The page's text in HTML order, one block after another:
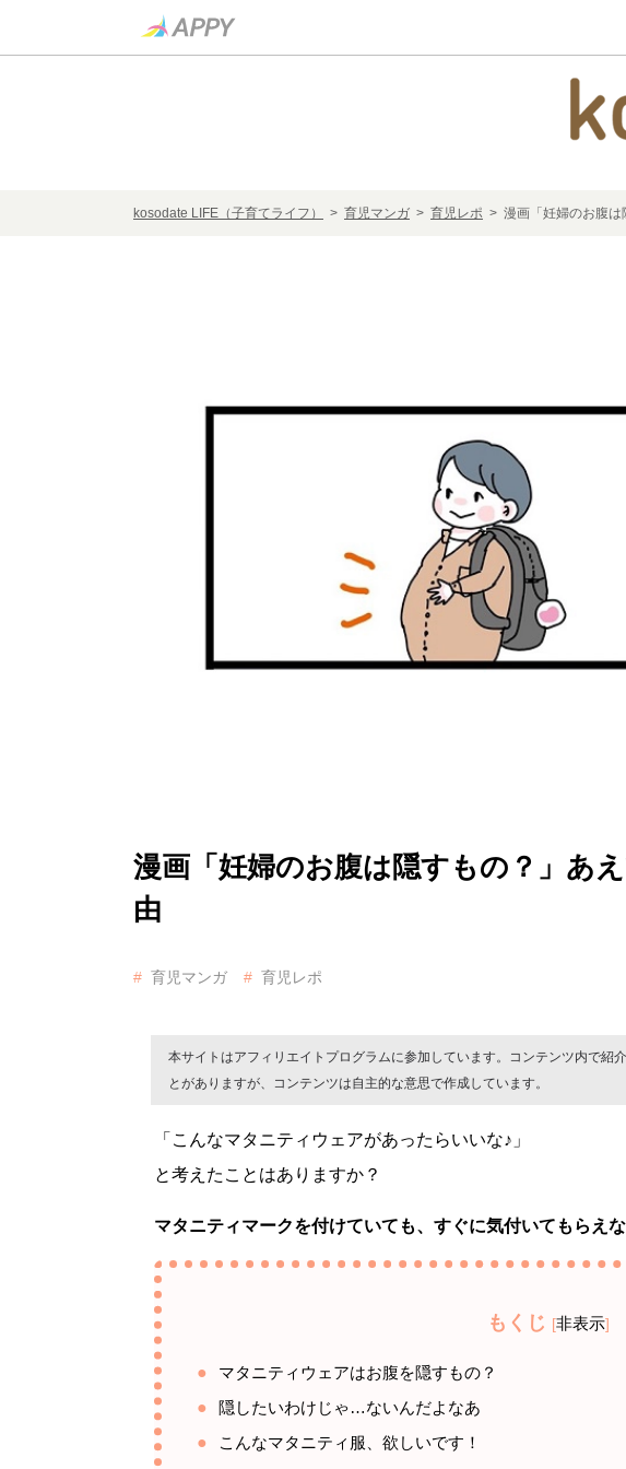
kosodate LIFE（子育てライフ） > 育児マンガ > 育児レポ > 漫画「妊婦のお腹は
漫画「妊婦のお腹は隠すもの？」あ
由
育児マンガ
育児レポ
本サイトはアフィリエイトプログラムに参加しています。コンテンツ内で紹
とがありますが、コンテンツは自主的な意思で作成しています。
「こんなマタニティウェアがあったらいいな♪」
と考えたことはありますか？
マタニティマークを付けていても、すぐに気付いてもらえ
もくじ [非表示]
マタニティウェアはお腹を隠すもの？
隠したいわけじゃ…ないんだよなあ
こんなマタニティ服、欲しいです！